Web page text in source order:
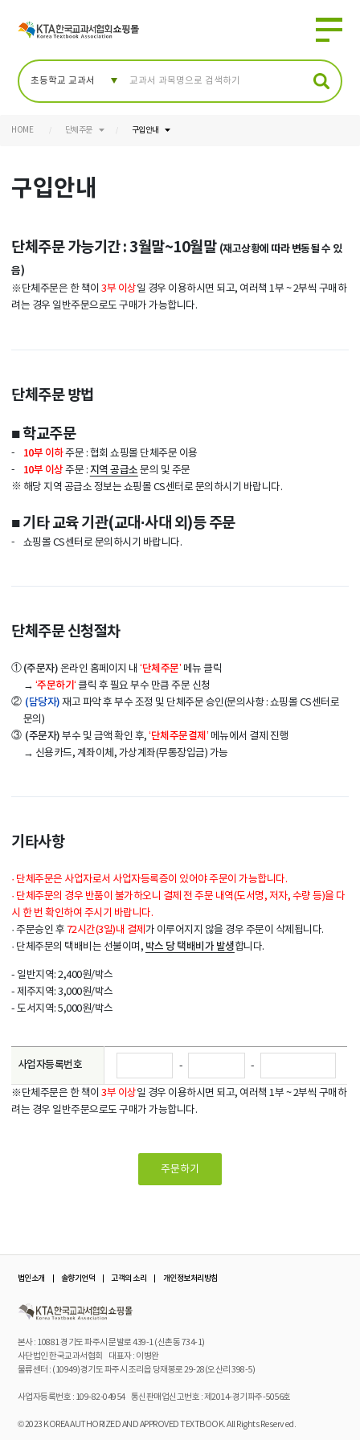
HOME 단체주문 구입안내
구입안내
단체주문 가능기간 : 3월말~10월말 (재고상황에 따라 변동될 수 있
음)
※단체주문은 한 책이3부 이상일 경우 이용하시면 되고, 여러책 1부 ~ 2부씩 구매하
려는 경우 일반주문으로도 구매가 가능합니다.
단체주문 방법
■ 학교주문
- 10부 이하주문 : 협회 쇼핑몰 단체주문 이용
-
10부 이상 주문 : 지역 공급소 문의 및 주문
※ 해당 지역 공급소 정보는 쇼핑몰 CS센터로 문의하시기 바랍니다.
■ 기타 교육 기관(교대·사대 외)등 주문
- 쇼핑몰 CS센터로 문의하시기 바랍니다.
단체주문 신청절차
① (주문자) 온라인 홈페이지 내‘단체주문’ 메뉴 클릭
→ ‘주문하기‘ 클릭 후 필요 부수 만큼 주문 신청
② (담당자) 재고 파악 후 부수 조정 및 단체주문 승인(문의사항 : 쇼핑몰 CS센터로
문의)
③ (주문자) 부수 및 금액 확인 후,‘단체주문결제’ 메뉴에서 결제 진행
→ 신용카드, 계좌이체, 가상계좌(무통장입금) 가능
기타사항
· 단체주문은 사업자로서 사업자등록증이 있어야 주문이 가능합니다.
· 단체주문의 경우 반품이 불가하오니 결제 전 주문 내역(도서명, 저자, 수량 등)을 다
시 한 번 확인하여 주시기 바랍니다.
· 주문승인 후 72시간(3일)내 결제 가 이루어지지 않을 경우 주문이 삭제됩니다.
· 단체주문의 택배비는 선불이며, 박스 당 택배비가 발생합니다.
- 일반지역: 2,400원/박스
- 제주지역: 3,000원/박스
- 도서지역: 5,000원/박스
사업자등록번호 - -
※단체주문은 한 책이3부 이상일 경우 이용하시면 되고, 여러책 1부 ~ 2부씩 구매하
려는 경우 일반주문으로도 구매가 가능합니다.
주문하기
법인소개 솔향기언덕 고객의 소리 개인정보처리방침
본사 : 10881 경기도 파주시 문발로 439-1 (신촌동 734-1)
사단법인 한국교과서협회 대표자 : 이병완
물류센터 : (10949)경기도 파주시 조리읍 당재봉로 29-28(오산리 398-5)
사업자등록번호 : 109-82-04954 통신판매업신고번호 : 제2014-경기파주-5056호
© 2023 KOREA AUTHORIZED AND APPROVED TEXTBOOK. All Rights Reserved.